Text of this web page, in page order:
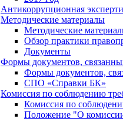
Антикоррупционная
Методические материалы
Методические
Обзор практики
Документы
Формы документов,
Формы документов,
СПО «Справки БК»
Комиссия по соблюдению
Комиссия по
Положение "О